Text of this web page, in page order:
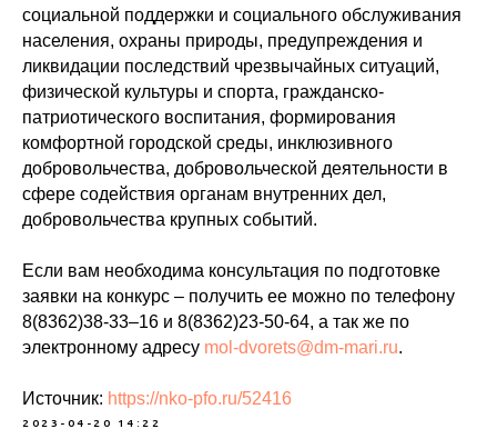
социальной поддержки и социального обслуживания
населения, охраны природы, предупреждения и
ликвидации последствий чрезвычайных ситуаций,
физической культуры и спорта, гражданско-
патриотического воспитания, формирования
комфортной городской среды, инклюзивного
добровольчества, добровольческой деятельности в
сфере содействия органам внутренних дел,
добровольчества крупных событий.
Если вам необходима консультация по подготовке
заявки на конкурс – получить ее можно по телефону
8(8362)38-33–16 и 8(8362)23-50-64, а так же по
электронному адресу mol-dvorets@dm-mari.ru.
Источник: https://nko-pfo.ru/52416
2023-04-20 14:22